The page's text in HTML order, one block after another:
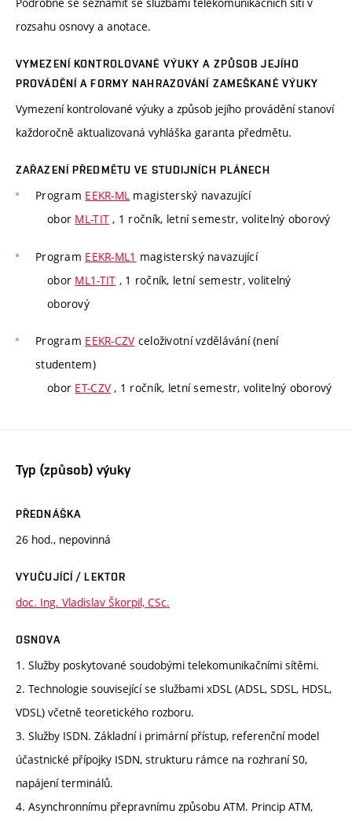
rozsahu osnovy a anotace.
VYMEZENÍ KONTROLOVANÉ VÝUKY A ZPŮSOB JEJÍHO
PROVÁDĚNÍ A FORMY NAHRAZOVÁNÍ ZAMEŠKANÉ VÝUKY
Vymezení kontrolované výuky a způsob jejího provádění stanoví
každoročně aktualizovaná vyhláška garanta předmětu.
ZAŘAZENÍ PŘEDMĚTU VE STUDIJNÍCH PLÁNECH
Program EEKR-ML magisterský navazující
obor ML-TIT , 1 ročník, letní semestr, volitelný oborový
Program EEKR-ML1 magisterský navazující
obor ML1-TIT , 1 ročník, letní semestr, volitelný
oborový
Program EEKR-CZV celoživotní vzdělávání (není
studentem)
obor ET-CZV , 1 ročník, letní semestr, volitelný oborový
Typ (způsob) výuky
PŘEDNÁŠKA
26 hod., nepovinná
VYUČUJÍCÍ / LEKTOR
doc. Ing. Vladislav Škorpil, CSc.
OSNOVA
1. Služby poskytované soudobými telekomunikačními sítěmi.
2. Technologie související se službami xDSL (ADSL, SDSL, HDSL,
VDSL) včetně teoretického rozboru.
3. Služby ISDN. Základní i primární přístup, referenční model
účastnické přípojky ISDN, strukturu rámce na rozhraní S0,
napájení terminálů.
4. Asynchronnímu přepravnímu způsobu ATM. Princip ATM,